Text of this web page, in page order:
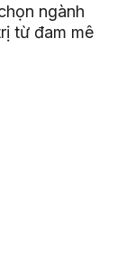
ngành
từ đam mê